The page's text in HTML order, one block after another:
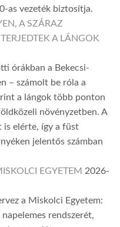
as vezeték biztosítja.
A SZÁRAZ
A LÁNGOK
órákban a Bekecsi-
– számolt be róla a
a lángok több ponton
növényzetben. A
elérte, így a füst
jelentős számban
EGYETEM 2026-
a Miskolci Egyetem:
rendszerét,